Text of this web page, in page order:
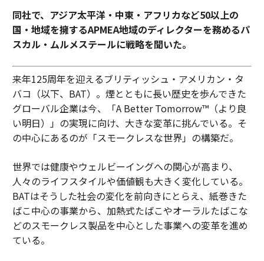
同社で、アジア太平洋・中東・アフリカなど50以上の
国・地域を擁するAPMEA地域のディレクターを務めるパ
スカル・ムルメステールに戦略を聞いた。
来年125周年を迎えるブリティッシュ・アメリカン・タ
バコ（以下、BAT）。煙とともに長い歴史を歩んできた
グローバル企業は今、「A Better Tomorrow™（より良
い明日）」の実現に向け、大きな変革に挑んでいる。そ
の中心にあるのが「スモークレスな世界」の構築だ。
世界では健康やウェルビーイングへの関心が高まり、
人々のライフスタイルや価値観も大きく変化している。
BATはそうした社会の変化を前向きにとらえ、紙巻きた
ばこ中心の事業から、加熱式たばこやオーラルたばこな
どのスモークレス製品を中心とした事業への変革を進め
ている。